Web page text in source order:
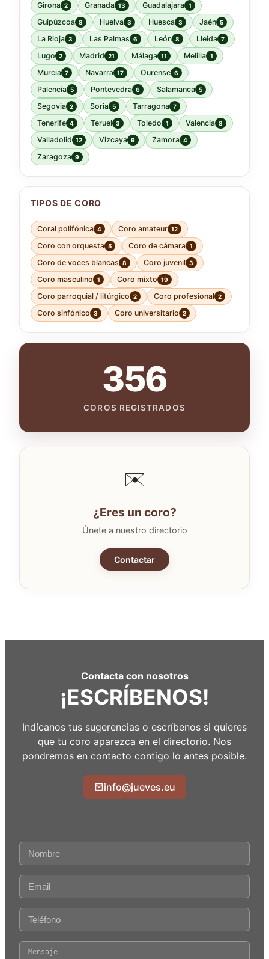
Girona 2 Granada 13 Guadalajara 1
Guipúzcoa 8 Huelva 3 Huesca 3 Jaén 5
La Rioja 3 Las Palmas 6 León 8 Lleida 7
Lugo 2 Madrid 21 Málaga 11 Melilla 1
Murcia 7 Navarra 17 Ourense 6
Palencia 5 Pontevedra 6 Salamanca 5
Segovia 2 Soria 5 Tarragona 7
Tenerife 4 Teruel 3 Toledo 1 Valencia 8
Valladolid 12 Vizcaya 9 Zamora 4
Zaragoza 9
TIPOS DE CORO
Coral polifónica 4 Coro amateur 12
Coro con orquesta 5 Coro de cámara 1
Coro de voces blancas 8 Coro juvenil 3
Coro masculino 1 Coro mixto 19
Coro parroquial / litúrgico 2 Coro profesional 2
Coro sinfónico 3 Coro universitario 2
356
COROS REGISTRADOS
✉️
¿Eres un coro?
Únete a nuestro directorio
Contactar
Contacta con nosotros
¡ESCRÍBENOS!
Indícanos tus sugerencias o escríbenos si quieres
que tu coro aparezca en el directorio. Nos
pondremos en contacto contigo lo antes posible.
info@jueves.eu